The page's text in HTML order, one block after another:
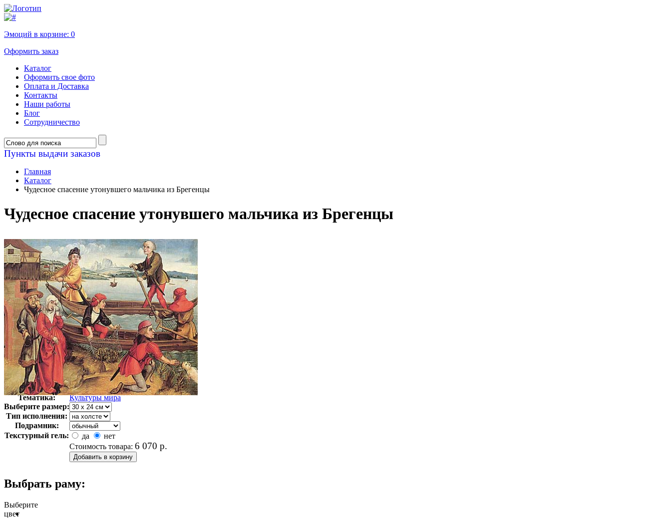
Эмоций в корзине: 0
Оформить заказ
Каталог
Оформить свое фото
Оплата и Доставка
Контакты
Наши работы
Блог
Сотрудничество
Пункты выдачи заказов
Главная
Каталог
Чудесное спасение утонувшего мальчика из Брегенцы
Чудесное спасение утонувшего мальчика из Брегенцы
Автор:
Дюрер Альбрехт
Арт-стиль
Ренессанс
Тематика:
Культуры мира
Выберите размер:
Тип исполнения:
Подрамник:
Текстурный гель:
да
нет
Стоимость товара: 6 070 р.
Выбрать раму:
Выберите
цвет